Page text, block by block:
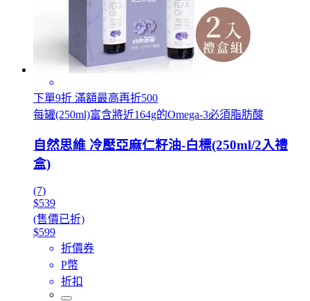
下單9折 滿額最高再折500
每罐(250ml)富含將近164g的Omega-3必須脂肪酸
自然思維 冷壓亞麻仁籽油-白標(250ml/2入禮
盒)
(7)
$539
(售價已折)
$599
折價券
P幣
折扣